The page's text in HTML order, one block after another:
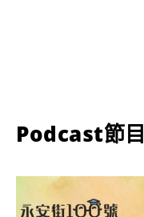
Podcast節目